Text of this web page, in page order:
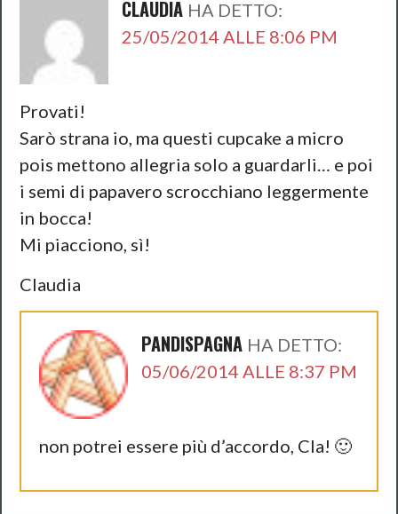
CLAUDIA HA DETTO:
25/05/2014 ALLE 8:06 PM
Provati!
Sarò strana io, ma questi cupcake a micro
pois mettono allegria solo a guardarli… e poi
i semi di papavero scrocchiano leggermente
in bocca!
Mi piacciono, sì!
Claudia
PANDISPAGNA HA DETTO:
05/06/2014 ALLE 8:37 PM
non potrei essere più d’accordo, Cla! 🙂